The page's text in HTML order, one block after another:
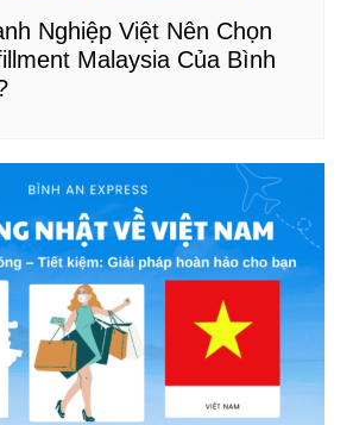
Nghiệp Việt Nên Chọn
Malaysia Của Bình